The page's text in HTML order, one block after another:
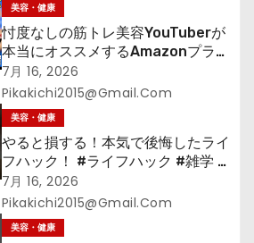
美容・健康
忖度なしの筋トレ美容YouTuberが
本当にオススメするAmazonプライ
ムデーセールで買うべきもの
7月 16, 2026
Pikakichi2015@gmail.com
美容・健康
やると損する！本気で後悔したライ
フハック！ #ライフハック #雑学 #
裏技 #shorts #海外
7月 16, 2026
Pikakichi2015@gmail.com
美容・健康